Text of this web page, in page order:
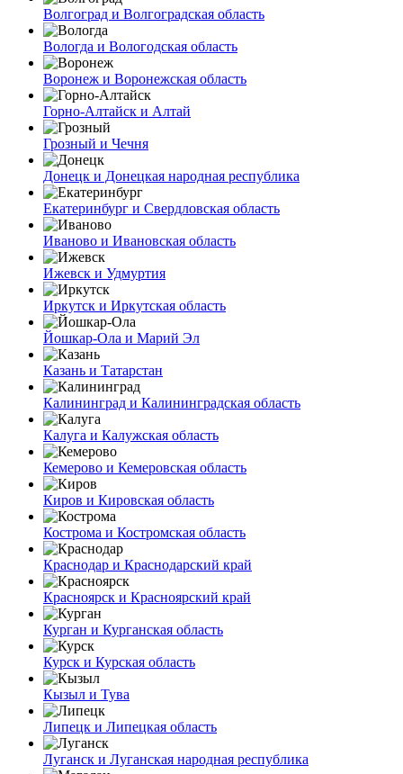
Волгоград и Волгоградская область
Вологда и Вологодская область
Воронеж и Воронежская область
Горно-Алтайск и Алтай
Грозный и Чечня
Донецк и Донецкая народная республика
Екатеринбург и Свердловская область
Иваново и Ивановская область
Ижевск и Удмуртия
Иркутск и Иркутская область
Йошкар-Ола и Марий Эл
Казань и Татарстан
Калининград и Калининградская область
Калуга и Калужская область
Кемерово и Кемеровская область
Киров и Кировская область
Кострома и Костромская область
Краснодар и Краснодарский край
Красноярск и Красноярский край
Курган и Курганская область
Курск и Курская область
Кызыл и Тува
Липецк и Липецкая область
Луганск и Луганская народная республика